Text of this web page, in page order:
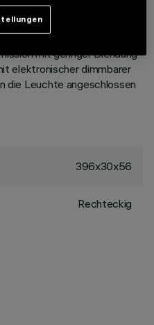
Blendschutz
so strukturiert, dass kein
definierte, kreisförmige
mit geringer Blendung
elektronischer dimmbarer
die Leuchte angeschlossen
396x30x56
Rechteckig